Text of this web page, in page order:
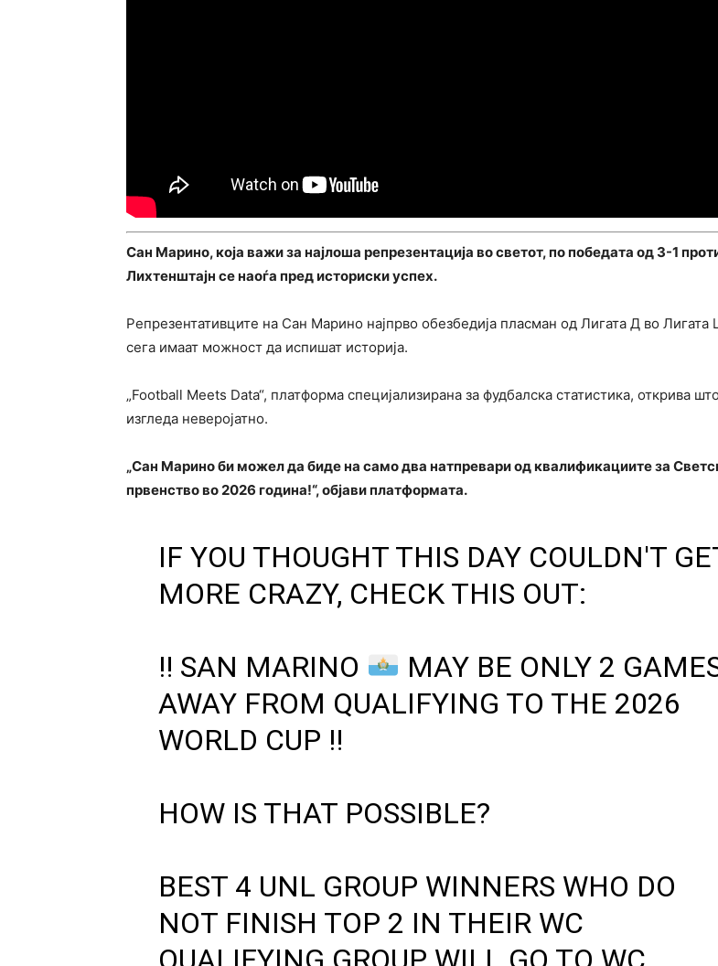
Сан Марино, која важи за најлоша репрезентација во светот, по победата од 3-1
Лихтенштајн се наоѓа пред историски успех.
Репрезентативците на Сан Марино најпрво обезбедија пласман од Лигата Д во Лигата
сега имаат можност да испишат историја.
„Football Meets Data“, платформа специјализирана за фудбалска статистика, открива што
изгледа неверојатно.
„Сан Марино би можел да биде на само два натпревари од квалификациите за
првенство во 2026 година!“, објави платформата.
IF YOU THOUGHT THIS DAY COULDN'T
MORE CRAZY, CHECK THIS OUT:
‼️ SAN MARINO
MAY BE ONLY 2
AWAY FROM QUALIFYING TO THE 2026
WORLD CUP ‼️
HOW IS THAT POSSIBLE?
BEST 4 UNL GROUP WINNERS WHO DO
NOT FINISH TOP 2 IN THEIR WC